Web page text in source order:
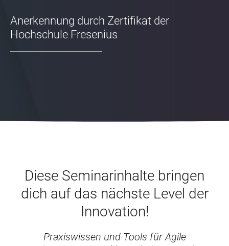
Anerkennung durch Zertifikat der
Hochschule Fresenius
Diese Seminarinhalte bringen
dich auf das nächste Level der
Innovation!
Praxiswissen und Tools für Agile